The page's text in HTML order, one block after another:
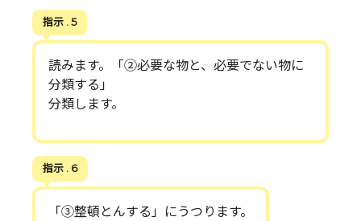
指示 . 5
読みます。「②必要な物と、必要でない物に
分類する」
分類します。
指示 . 6
「③整頓とんする」にうつります。